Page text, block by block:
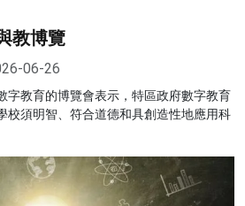
教博覽
06-26
字教育的博覽會表示，特區政府數字教育
校須明智、符合道德和具創造性地應用科